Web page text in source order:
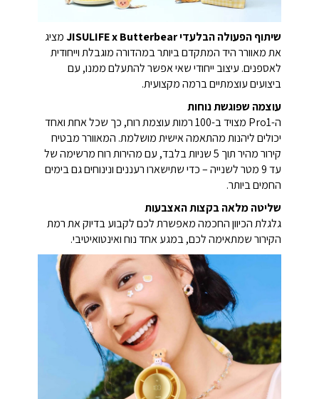
שיתוף הפעולה הבלעדי JISULIFE x Butterbear
מציג
את מאוורר היד המתקדם ביותר במהדורה מוגבלת וייחודית
לאספנים. עיצוב ייחודי שאי אפשר להתעלם ממנו, עם
ביצועים עוצמתיים ברמה מקצועית.
עוצמה שפוגשת נוחות
ה-Pro1 מצויד ב-100 רמות עוצמת רוח, כך שכל אחת ואחד
יכולים ליהנות מהתאמה אישית מושלמת. המאוורר מבטיח
קירור מהיר תוך 5 שניות בלבד, עם מהירות רוח מרשימה של
עד 9 מטר לשנייה – כדי שתישארו רעננים ונינוחים גם בימים
החמים ביותר.
שליטה מלאה בקצות האצבעות
גלגלת הכיוון החכמה מאפשרת לכם לקבוע בדיוק את רמת
הקירור שמתאימה לכם, במגע אחד נוח ואינטואיטיבי.